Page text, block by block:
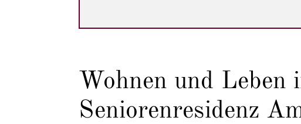
Wohnen und Leben
Seniorenresidenz